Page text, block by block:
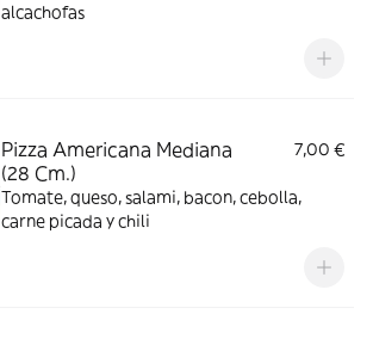
alcachofas
Pizza Americana Mediana
(28 Cm.)
7,00 €
Tomate, queso, salami, bacon, cebolla,
carne picada y chili